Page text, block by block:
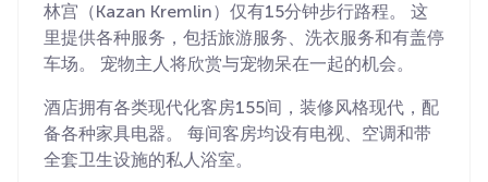
林宫（Kazan Kremlin）仅有15分钟步行路程。 这
里提供各种服务，包括旅游服务、洗衣服务和有盖停
车场。 宠物主人将欣赏与宠物呆在一起的机会。
酒店拥有各类现代化客房155间，装修风格现代，配
备各种家具电器。 每间客房均设有电视、空调和带
全套卫生设施的私人浴室。